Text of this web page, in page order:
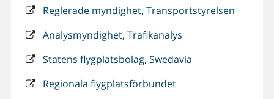
Reglerade myndighet, Transportstyrelsen
Analysmyndighet, Trafikanalys
Statens flygplatsbolag, Swedavia
Regionala flygplatsförbundet